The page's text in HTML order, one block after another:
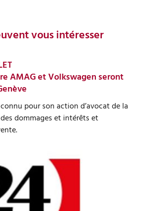
vous intéresser
AMAG et Volkswagen seront
pour son action d’avocat de la
dommages et intérêts et